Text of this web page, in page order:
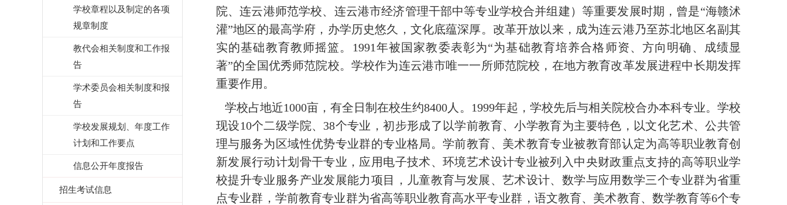
学校章程以及制定的各项
规章制度
教代会相关制度和工作报
告
学术委员会相关制度和报
告
学校发展规划、年度工作
计划和工作要点
信息公开年度报告
招生考试信息
院、连云港师范学校、连云港市经济管理干部中等专业学校合并组建） 等重要发展时期，曾是“海赣沭
灌”地区的最高学府，办学历史悠久，文化底蕴深厚。改革开放以来，成为连云港乃至苏北地区名副其
实的基础教育教师摇篮。 1991年被国家教委表彰为“为基础教育培养合格师资、方向明确、成绩显
著”的全国优秀师范院校。学校作为连云港市唯一一所师范院校，在地方教育改革发展进程中长期发挥
重要作用。
学校占地近1000亩，有全日制在校生约8400人。 1999年起，学校先后与相关院校合办本科专业。学校
现设10个二级学院、 38个专业，初步形成了以学前教育、小学教育为主要特色，以文化艺术、公共管
理与服务为区域性优势专业群的专业格局。学前教育、美术教育专业被教育部认定为高等职业教育创
新发展行动计划骨干专业，应用电子技术、环境艺术设计专业被列入中央财政重点支持的高等职业学
校提升专业服务产业发展能力项目，儿童教育与发展、艺术设计、数学与应用数学三个专业群为省重
点专业群，学前教育专业群为省高等职业教育高水平专业群，语文教育、美术教育、数学教育等6个专